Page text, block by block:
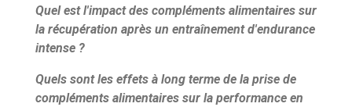
Quel est l'impact des compléments alimentaires sur
la récupération après un entraînement d'endurance
intense ?
Quels sont les effets à long terme de la prise de
compléments alimentaires sur la performance en